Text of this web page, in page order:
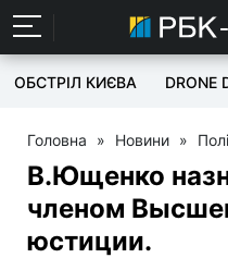
ОБСТРІЛ КИЄВА DRONE
Головна » Новини »
В.Ющенко
членом
юстиции.